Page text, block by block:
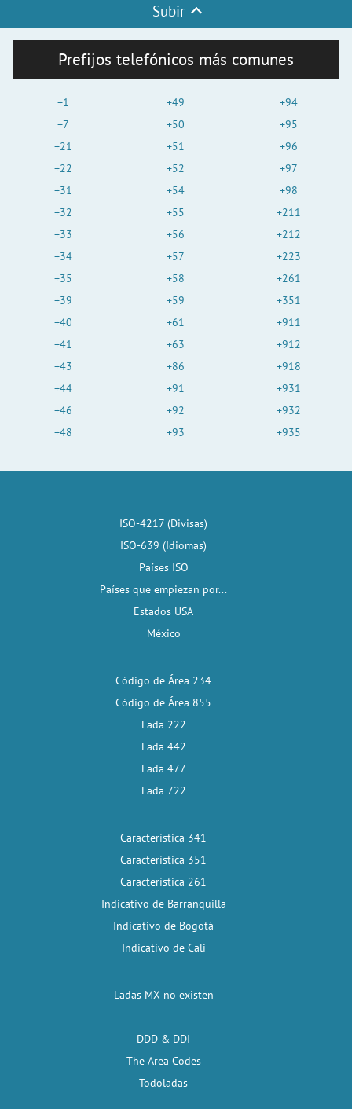
Subir
Prefijos telefónicos más comunes
+1
+7
+21
+22
+31
+32
+33
+34
+35
+39
+40
+41
+43
+44
+46
+48
+49
+50
+51
+52
+54
+55
+56
+57
+58
+59
+61
+63
+86
+91
+92
+93
+94
+95
+96
+97
+98
+211
+212
+223
+261
+351
+911
+912
+918
+931
+932
+935
ISO-4217 (Divisas)
ISO-639 (Idiomas)
Países ISO
Países que empiezan por...
Estados USA
México
Código de Área 234
Código de Área 855
Lada 222
Lada 442
Lada 477
Lada 722
Característica 341
Característica 351
Característica 261
Indicativo de Barranquilla
Indicativo de Bogotá
Indicativo de Cali
Ladas MX no existen
DDD & DDI
The Area Codes
Todoladas